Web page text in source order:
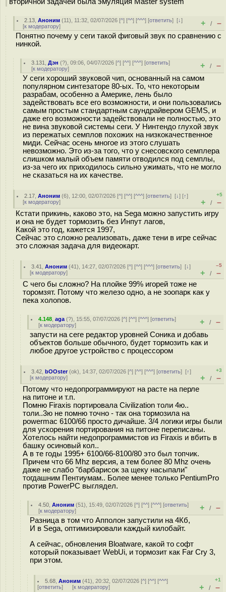
2.13 ,Аноним (11), 11:32, 02/07/2026 [^] [^^] [^^^] [ответить][↓]
[к модератору] + / –
Понятно почему у сеги такой фиговый звук по сравнению с
нинкой.
3.131 ,Дэн (?), 09:06, 04/07/2026 [^] [^^] [^^^] [ответить]
[к модератору] + / –
У сеги хороший звуковой чип, основанный на самом
популярном синтезаторе 80-ых. То, что некоторым
разрабам, особенно а Америке, лень было
задействовать все его возможности, и они пользовались
самым простым стандартным саундрайвером GEMS, и
даже его возможности задействовали не полностью, это
не вина звуковой системы сеги. У Нинтендо глухой звук
из пережатых семплов похожих на низкокачественное
миди. Сейчас осень многое из этого слушать
невозможно. Это из-за того, что у снесовского семплера
слишком малый объем памяти отводился под семплы,
из-за чего их приходилось сильно ужимать, что не могло
не сказаться на их качестве.
2.17 ,Аноним (6), 12:00, 02/07/2026 [^] [^^] [^^^] [ответить][↓] [↑]
[к модератору]
+5
+ / –
Кстати прикинь, каково это, на Sega можно запустить игру
и она не будет тормозить без Инпут лагов,
Какой это год, кажется 1997,
Сейчас это сложно реализовать, даже тени в игре сейчас
это сложная задача для видеокарт.
3.41 ,Аноним (41), 14:27, 02/07/2026 [^] [^^] [^^^] [ответить][↓]
[к модератору]
–5
+ / –
С чего бы сложно? На плойке 99% игорей тоже не
торомзят. Потому что железо одно, а не зоопарк как у
пека холопов.
4.148 ,aga (?), 15:55, 07/07/2026 [^] [^^] [^^^] [ответить]
[к модератору] + / –
запусти на сеге редактор уровней Соника и добавь
объектов больше обычного, будет тормозить как и
любое другое устройство с процессором
3.42 ,bOOster(ok), 14:37, 02/07/2026 [^] [^^] [^^^] [ответить][↑]
[к модератору]
+3
+ / –
Потому что недопрограммируют на расте на перле
на питоне и т.п.
Помню Firaxis портировала Civilization толи 4ю..
толи..3ю не помню точно - так она тормозила на
powermac 6100/66 просто дичайше. 3/4 логики игры были
для ускорения портирования на питоне переписаны.
Хотелось найти недопрограммистов из Firaxis и вбить в
башку осиновый кол..
А в те годы 1995+ 6100/66-8100/80 это был топчик.
Причем что 66 Mhz версия, а тем более 80 Mhz очень
даже не слабо "барбарисок за щеку насыпали"
тогдашним Пентиумам.. Более менее только PentiumPro
против PowerPC выглядел.
4.50 ,Аноним (51), 15:49, 02/07/2026 [^] [^^] [^^^] [ответить]
[к модератору] + / –
Разница в том что Апполон запустили на 4Кб,
И в Sega, оптимизировали каждый килобайт.
А сейчас, обновления Bloatware, какой то софт
который показывает WebUi, и тормозит как Far Cry 3,
при этом.
5.68 ,Аноним (41), 20:32, 02/07/2026 [^] [^^] [^^^]
[ответить] [к модератору]
+1
+ / –